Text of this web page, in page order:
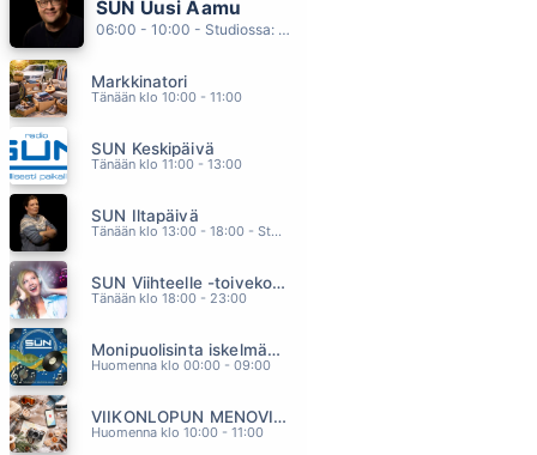
RAKKAUDEN RIKOLLINEN
BABE
KAIKKI MIHIN OOT TOTTUNUT
HILJAA HUOKAA YO
SUN Uusi Aamu
06:00 - 10:00 - Studiossa: Kimmo Hoivassilta
Markkinatori
Tänään klo 10:00 - 11:00
SUN Keskipäivä
Tänään klo 11:00 - 13:00
SUN Iltapäivä
Tänään klo 13:00 - 18:00 - Studiossa: Kaisu Lämsä
SUN Viihteelle -toivekonsertti
Tänään klo 18:00 - 23:00
Monipuolisinta iskelmää ja parasta poppia
Huomenna klo 00:00 - 09:00
VIIKONLOPUN MENOVINKIT
Huomenna klo 10:00 - 11:00